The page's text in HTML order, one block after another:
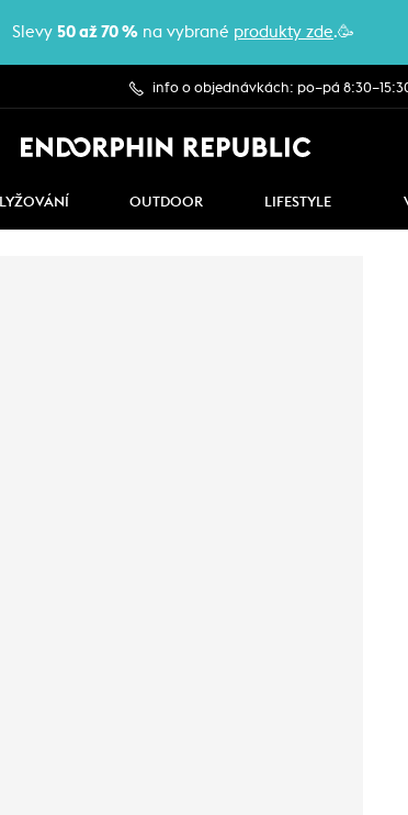
Slevy 50 až 70 % na vybrané produkty zde.🥳
info o objednávkách: po–pá
LYŽOVÁNÍ OUTDOOR LIFESTYLE